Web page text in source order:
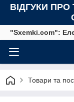
ВІДГУКИ
"Sxemki.com":
Товари та